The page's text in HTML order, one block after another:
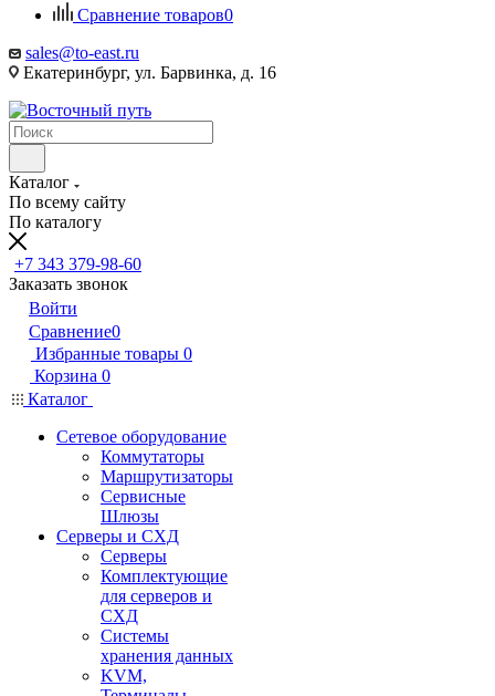
Сравнение товаров0
sales@to-east.ru
Екатеринбург, ул. Барвинка, д. 16
Каталог
По всему сайту
По каталогу
+7 343 379-98-60
Заказать звонок
Войти
Сравнение0
Избранные товары 0
Корзина 0
Каталог
Сетевое оборудование
Коммутаторы
Маршрутизаторы
Сервисные
Шлюзы
Серверы и СХД
Серверы
Комплектующие
для серверов и
СХД
Системы
хранения данных
KVM,